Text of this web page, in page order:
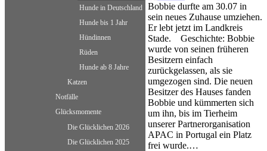
Hunde in Deutschland
Hunde bis 1 Jahr
Hündinnen
Rüden
Hunde ab 8 Jahre
Katzen
Notfälle
Glücksmomente
Die Glücklichen 2026
Die Glücklichen 2025
Bobbie durfte am 30.07 in
sein neues Zuhause umziehen.
Er lebt jetzt im Landkreis
Stade. Geschichte: Bobbie
wurde von seinen früheren
Besitzern einfach
zurückgelassen, als sie
umgezogen sind. Die neuen
Besitzer des Hauses fanden
Bobbie und kümmerten sich
um ihn, bis im Tierheim
unserer Partnerorganisation
APAC in Portugal ein Platz
frei wurde.…